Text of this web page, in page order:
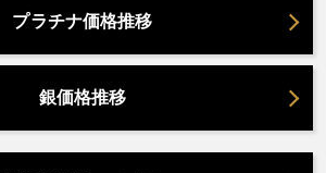
プラチナ価格推移
銀価格推移